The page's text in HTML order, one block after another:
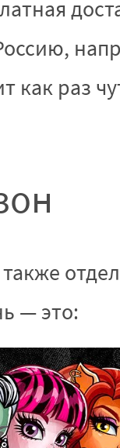
как раз
— это: